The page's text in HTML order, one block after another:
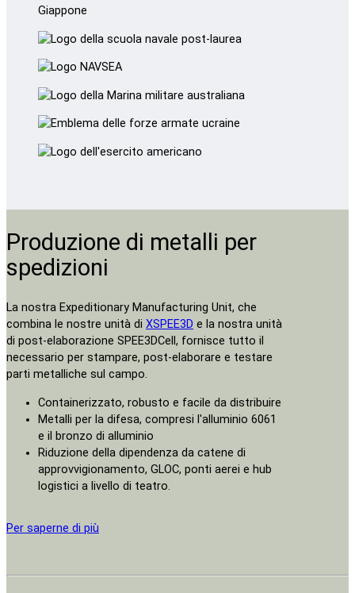
Produzione di metalli per
spedizioni
La nostra Expeditionary Manufacturing Unit, che
combina le nostre unità di XSPEE3D e la nostra unità
di post-elaborazione SPEE3DCell, fornisce tutto il
necessario per stampare, post-elaborare e testare
parti metalliche sul campo.
Containerizzato, robusto e facile da distribuire
Metalli per la difesa, compresi l'alluminio 6061
e il bronzo di alluminio
Riduzione della dipendenza da catene di
approvvigionamento, GLOC, ponti aerei e hub
logistici a livello di teatro.
Per saperne di più